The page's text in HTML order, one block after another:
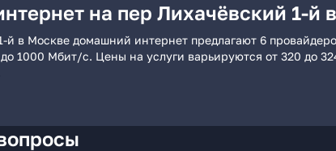
на пер Лихачёвский 1-й
й в Москве домашний интернет предлагают 6
1000 Мбит/с. Цены на услуги варьируются от 320 до